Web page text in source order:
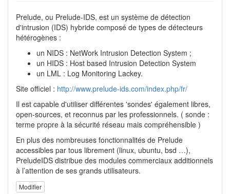
Prelude, ou Prelude-IDS, est un système de détection
d'intrusion (IDS) hybride composé de types de détecteurs
hétérogènes :
un NIDS : NetWork Intrusion Detection System ;
un HIDS : Host based Intrusion Detection System
un LML : Log Monitoring Lackey.
Site officiel : http://www.prelude-ids.com/index.php/fr/
Il est capable d'utiliser différentes 'sondes' également libres,
open-sources, et reconnus par les professionnels. ( sonde :
terme propre à la sécurité réseau mais compréhensible )
En plus des nombreuses fonctionnalités de Prelude
accessibles par tous librement (linux, ubuntu, bsd …),
PreludeIDS distribue des modules commerciaux additionnels
à l’attention de ses grands utilisateurs.
Modifier